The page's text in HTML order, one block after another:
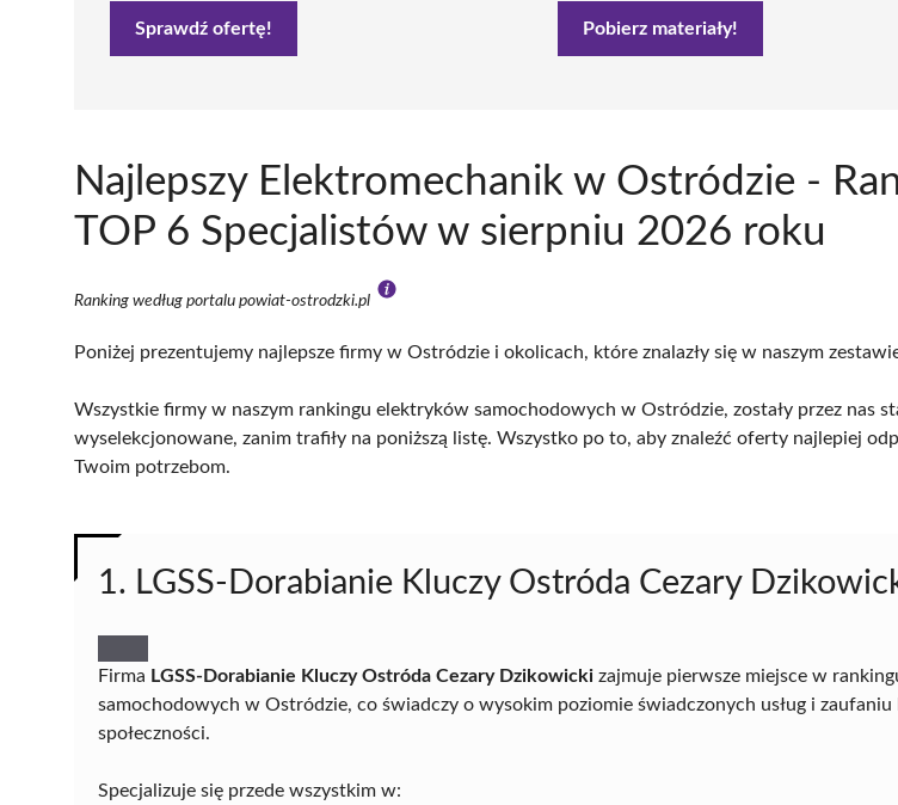
Sprawdź ofertę! Pobierz materiały!
Najlepszy Elektromechanik w Ostródzie -
TOP 6 Specjalistów w sierpniu 2026 roku
Ranking według portalu powiat-ostrodzki.pl
Poniżej prezentujemy najlepsze firmy w Ostródzie i okolicach, które znalazły się w naszym
Wszystkie firmy w naszym rankingu elektryków samochodowych w Ostródzie, zostały przez nas
wyselekcjonowane, zanim trafiły na poniższą listę. Wszystko po to, aby znaleźć oferty najlepiej
Twoim potrzebom.
1. LGSS-Dorabianie Kluczy Ostróda Cezary
Firma LGSS-Dorabianie Kluczy Ostróda Cezary Dzikowicki zajmuje pierwsze miejsce w
samochodowych w Ostródzie, co świadczy o wysokim poziomie świadczonych usług i zaufaniu
społeczności.
Specjalizuje się przede wszystkim w: